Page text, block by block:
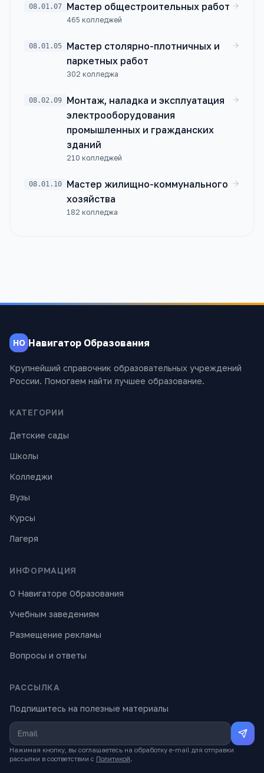
08.01.07 Мастер общестроительных работ
465 колледжей
08.01.05
Мастер столярно-плотничных и
паркетных работ
302 колледжа
08.02.09
Монтаж, наладка и эксплуатация
электрооборудования
промышленных и гражданских
зданий
210 колледжей
08.01.10
Мастер жилищно-коммунального
хозяйства
182 колледжа
НО Навигатор Образования
Крупнейший справочник образовательных учреждений
России. Помогаем найти лучшее образование.
КАТЕГОРИИ
Детские сады
Школы
Колледжи
Вузы
Курсы
Лагеря
ИНФОРМАЦИЯ
О Навигаторе Образования
Учебным заведениям
Размещение рекламы
Вопросы и ответы
РАССЫЛКА
Подпишитесь на полезные материалы
Нажимая кнопку, вы соглашаетесь на обработку e-mail для отправки
рассылки в соответствии с Политикой.